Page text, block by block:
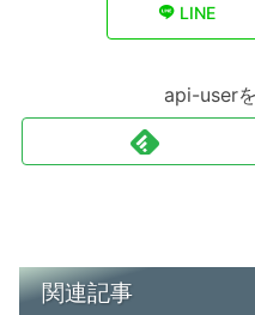
LINE
api-user
関連記事